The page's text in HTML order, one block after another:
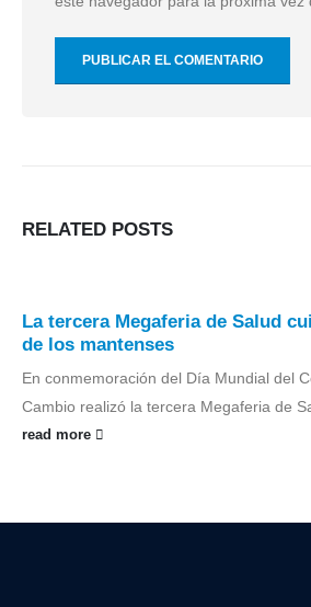
RELATED POSTS
La tercera Megaferia de Salud
de los mantenses
En conmemoración del Día Mundial del
Cambio realizó la tercera Megaferia de
read more